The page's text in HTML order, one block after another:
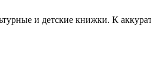
и детские книжки. К